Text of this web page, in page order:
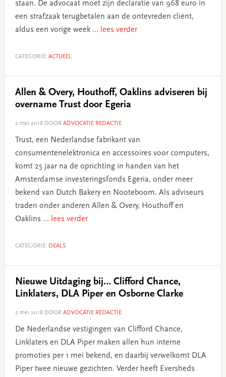
staan. De advocaat moet zijn declaratie van 968 euro in
een strafzaak terugbetalen aan de ontevreden cliënt,
aldus een vorige week ... lees verder
CATEGORIE: ACTUEEL
Allen & Overy, Houthoff, Oaklins adviseren bij
overname Trust door Egeria
2 mei 2018DOOR ADVOCATIE REDACTIE
Trust, een Nederlandse fabrikant van
consumentenelektronica en accessoires voor computers,
komt 25 jaar na de oprichting in handen van het
Amsterdamse investeringsfonds Egeria, onder meer
bekend van Dutch Bakery en Nooteboom. Als adviseurs
traden onder anderen Allen & Overy, Houthoff en
Oaklins ... lees verder
CATEGORIE: DEALS
Nieuwe Uitdaging bij… Clifford Chance,
Linklaters, DLA Piper en Osborne Clarke
2 mei 2018DOOR ADVOCATIE REDACTIE
De Nederlandse vestigingen van Clifford Chance,
Linklaters en DLA Piper maken allen hun interne
promoties per 1 mei bekend, en daarbij verwelkomt DLA
Piper twee nieuwe gezichten. Verder heeft Eversheds